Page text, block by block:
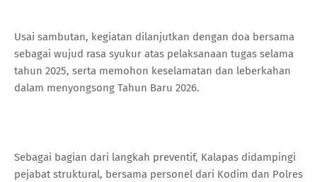
Usai sambutan, kegiatan dilanjutkan dengan doa bersama
sebagai wujud rasa syukur atas pelaksanaan tugas selama
tahun 2025, serta memohon keselamatan dan leberkahan
dalam menyongsong Tahun Baru 2026.
Sebagai bagian dari langkah preventif, Kalapas didampingi
pejabat struktural, bersama personel dari Kodim dan Polres